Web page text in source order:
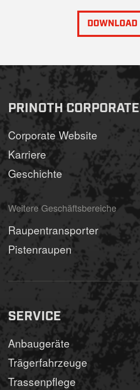
DOWNLOAD
PRINOTH CORPORATE
Corporate Website
Karriere
Geschichte
Weitere Geschäftsbereiche
Raupentransporter
Pistenraupen
SERVICE
Anbaugeräte
Trägerfahrzeuge
Trassenpflege